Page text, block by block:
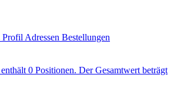
Profil Adressen Bestellungen
0 Positionen. Der Gesamtwert beträgt